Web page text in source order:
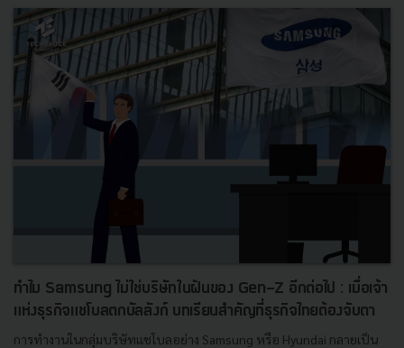
ทำไม Samsung ไม่ใช่บริษัทในฝันของ Gen-Z อีกต่อไป : เมื่อเจ้า
แห่งธุรกิจแชโบลตกบัลลังก์ บทเรียนสำคัญที่ธุรกิจไทยต้องจับตา
การทำงานในกลุ่มบริษัทแชโบลอย่าง Samsung หรือ Hyundai กลายเป็น